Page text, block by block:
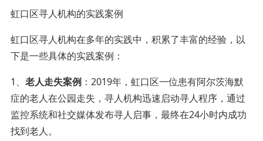
虹口区寻人机构的实践案例
虹口区寻人机构在多年的实践中，积累了丰富的经验，以
下是一些具体的实践案例：
1、 老人走失案例：2019年，虹口区一位患有阿尔茨海默
症的老人在公园走失，寻人机构迅速启动寻人程序，通过
监控系统和社交媒体发布寻人启事，最终在24小时内成功
找到老人。